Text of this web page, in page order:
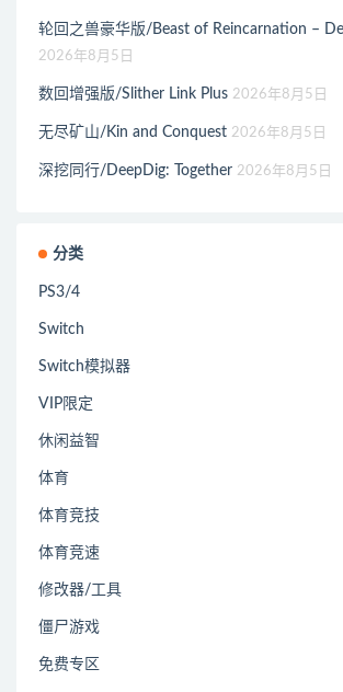
轮回之兽豪华版/Beast of Reincarnation –
2026年8月5日
数回增强版/Slither Link Plus 2026年8月5日
无尽矿山/Kin and Conquest 2026年8月5日
深挖同行/DeepDig: Together 2026年8月5日
分类
PS3/4
Switch
Switch模拟器
VIP限定
休闲益智
体育
体育竞技
体育竞速
修改器/工具
僵尸游戏
免费专区